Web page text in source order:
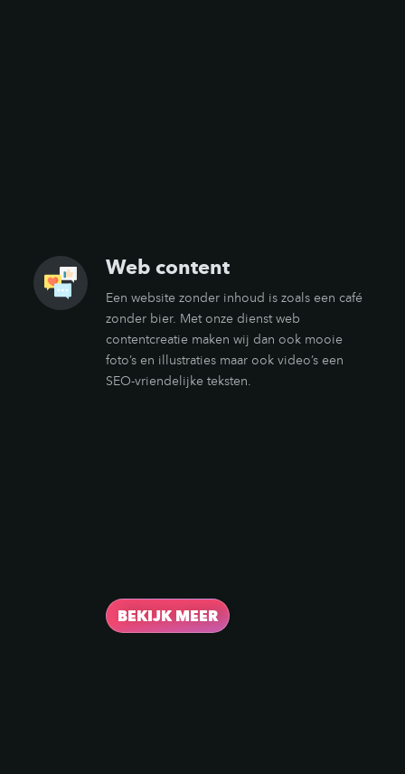
Web content
Een website zonder inhoud is zoals een café
zonder bier. Met onze dienst web
contentcreatie maken wij dan ook mooie
foto’s en illustraties maar ook video’s een
SEO-vriendelijke teksten.
BEKIJK MEER